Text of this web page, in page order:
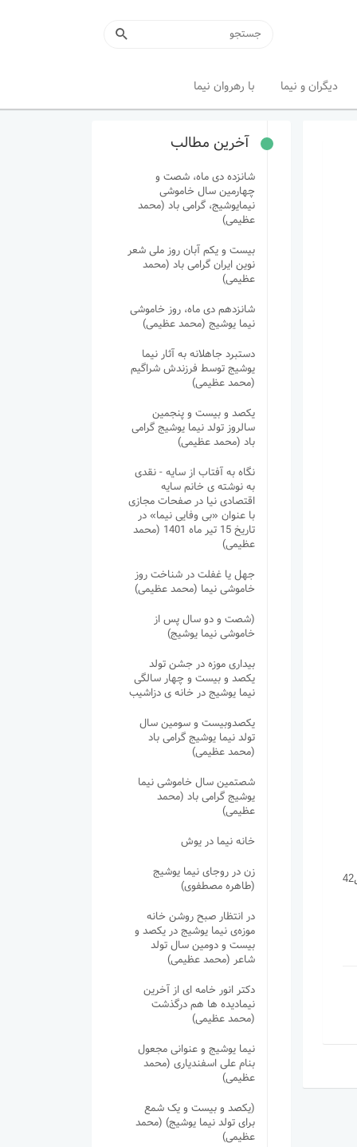
دیگران و نیما با رهروان نیما
آخرین مطالب
شانزده دی ماه، شصت و
چهارمین سال خاموشی
نیمایوشیج، گرامی باد (محمد
عظیمی)
بیست و یکم آبان روز ملی شعر
نوین ایران گرامی باد (محمد
عظیمی)
شانزدهم دی ماه، روز خاموشی
نیما یوشیج (محمد عظیمی)
دستبرد جاهلانه به آثار نیما
یوشیج توسط فرزندش شراگیم
(محمد عظیمی)
یکصد و بیست و پنجمین
سالروز تولد نیما یوشیج گرامی
باد (محمد عظیمی)
نگاه به آفتاب از سایه - نقدی
به نوشته ی خانم سایه
اقتصادی نیا در صفحات مجازی
با عنوان «بی وفایی نیما» در
تاریخ 15 تیر ماه 1401 (محمد
عظیمی)
جهل یا غفلت در شناخت روز
خاموشی نیما (محمد عظیمی)
(شصت و دو سال پس از
خاموشی نیما یوشیج)
بیداری موزه در جشن تولد
یکصد و بیست و چهار سالگی
نیما یوشیج در خانه ی دزاشیب
یکصدوبیست و سومین سال
تولد نیما یوشیج گرامی باد
(محمد عظیمی)
شصتمین سال خاموشی نیما
یوشیج گرامی باد (محمد
عظیمی)
خانه نیما در یوش
زن در روجای نیما یوشیج
(طاهره مصطفوی)
در انتظار صبح روشن خانه
موزه‌ی نیما یوشیج در یکصد و
بیست و دومین سال تولد
شاعر (محمد عظیمی)
دکتر انور خامه ای از آخرین
نیمادیده ها هم درگذشت
(محمد عظیمی)
نیما یوشیج و عنوانی مجعول
بنام علی اسفندیاری (محمد
عظیمی)
(یکصد و بیست و یک شمع
برای تولد نیما یوشیج) (محمد
عظیمی)